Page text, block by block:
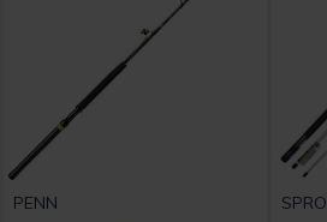
PENN SPRO